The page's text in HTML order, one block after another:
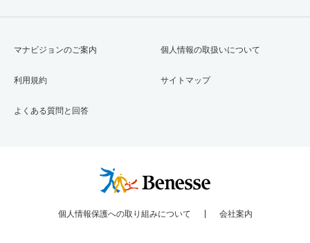
マナビジョンのご案内
利用規約
よくある質問と回答
個人情報の取扱いについて
サイトマップ
個人情報保護への取り組みについて 会社案内